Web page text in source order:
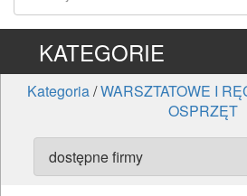
KATEGORIE
Kategoria/WARSZTATOWE I
OSPRZĘT